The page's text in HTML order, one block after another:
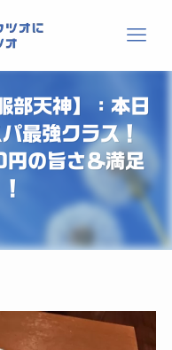
部天神】：本日
最強クラス！
の旨さ＆満足